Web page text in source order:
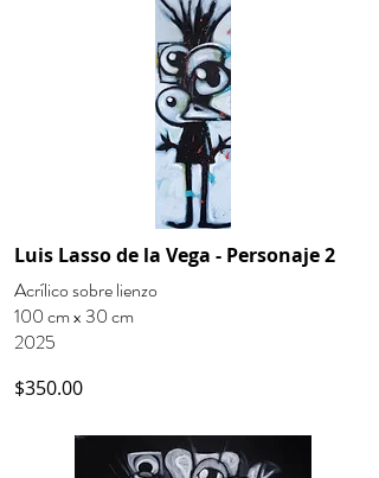
Luis Lasso de la Vega - Personaje 2
Acrílico sobre lienzo
100 cm x 30 cm
2025
$350.00